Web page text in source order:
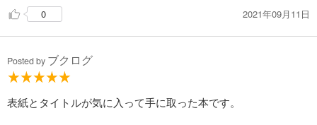
甘いパンが多いので、次はフランスパンとかも登場させて欲し
0 2021年09月11日
Posted by ブクログ
表紙とタイトルが気に入って手に取った本です。